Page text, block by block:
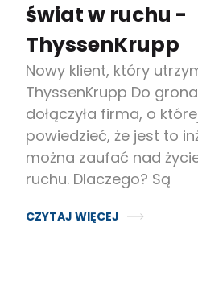
świat w ruchu -
ThyssenKrupp
Nowy klient, który
ThyssenKrupp Do
dołączyła firma, o
powiedzieć, że jest to
można zaufać nad
ruchu. Dlaczego? Są
CZYTAJ WIĘCEJ